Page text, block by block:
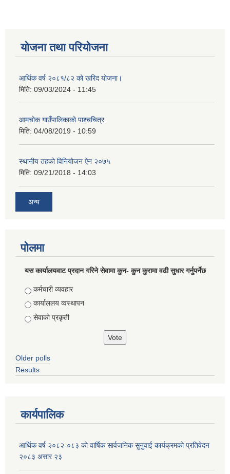
योजना तथा परियोजना
आर्थिक वर्ष २०८१/८२ को खरिद योजना।
मिति: 09/03/2024 - 11:45
आमचोक गाउँपालिकाको पाश्चचित्र
मिति: 04/08/2019 - 10:59
स्थानीय तहको विनियोजन ऐन २०७५
मिति: 09/21/2018 - 14:03
अन्य
पोलमा
यस कार्यालयवाट प्रदान गरिने सेवामा कुन- कुन कुरामा वढी सुधार गर्नुपर्नेछ
Choices
कर्मचारी व्यवहार
कार्याललय व्वस्थापन
सेवाको प्रकृती
Older polls
Results
कार्यपालिक
आर्थिक वर्ष २०८२-०८३ को वार्षिक सार्वजनिक सुनुवाई कार्यक्रमको प्रतिवेदन
२०८३ असार २३